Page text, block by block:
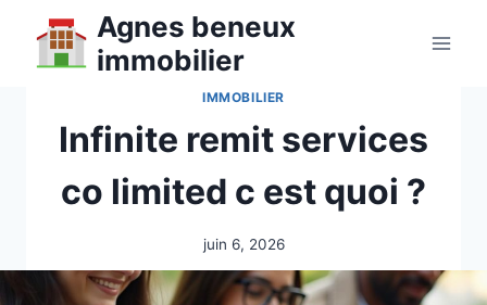
contenu
Agnes beneux
immobilier
IMMOBILIER
Infinite remit services
co limited c est quoi ?
juin 6, 2026